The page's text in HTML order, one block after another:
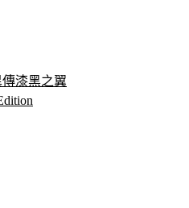
漆黑之翼